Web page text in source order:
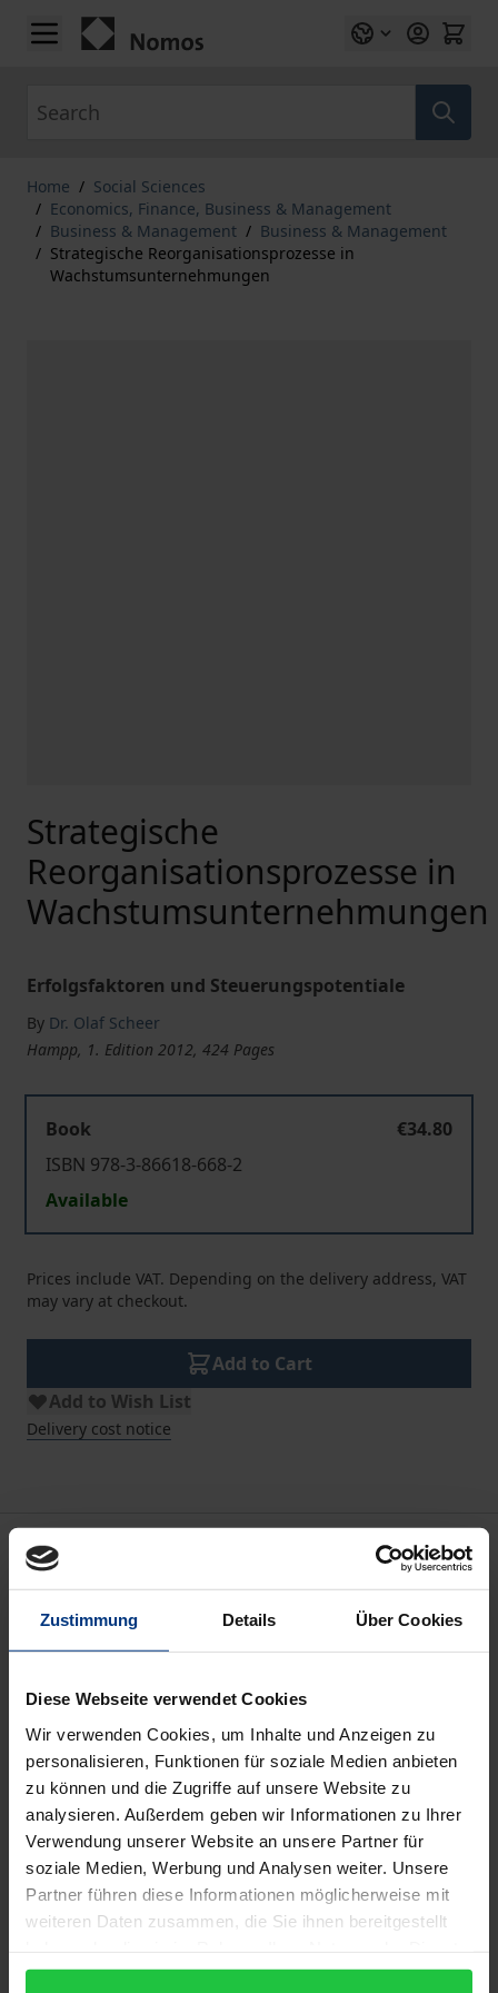
Zustimmung Details Über Cookies
Diese Webseite verwendet Cookies
Wir verwenden Cookies, um Inhalte und Anzeigen zu
personalisieren, Funktionen für soziale Medien anbieten
zu können und die Zugriffe auf unsere Website zu
analysieren. Außerdem geben wir Informationen zu Ihrer
Verwendung unserer Website an unsere Partner für
soziale Medien, Werbung und Analysen weiter. Unsere
Partner führen diese Informationen möglicherweise mit
weiteren Daten zusammen, die Sie ihnen bereitgestellt
gesammelt haben.
Skip to Content
Home / Social Sciences
/ Economics, Finance, Business & Management
/ Business & Management / Business & Management
/ Strategische Reorganisationsprozesse in
Wachstumsunternehmungen
Strategische
Reorganisationsprozesse in
Wachstumsunternehmungen
Erfolgsfaktoren und Steuerungspotentiale
By Dr. Olaf Scheer
Hampp, 1. Edition 2012, 424 Pages
Book
€34.80
ISBN 978-3-86618-668-2
Available
Prices include VAT. Depending on the delivery address, VAT
may vary at checkout.
Add to Cart
Add to Wish List
Delivery cost notice
Description
Unternehmungen mit nachhaltigem Wachstum sind
Anforderungen im Hinblick auf die
Unternehmungsumwelt einerseits und
unternehmungsinterne Strukturen und Prozesse
andererseits gerecht zu werden. Die Fähigkeit zur
strategischen Reorganisation gewinnt
herausragende Bedeutung für den langfristigen
Erfolg der wachsenden Unternehmung. Es ist jedoch
zu konstatieren, dass eine große Anzahl der